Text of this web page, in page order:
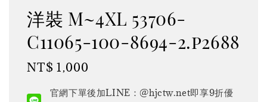
洋裝 M~4XL 53706-
C11065-100-8694-2.p2688
Regular
NT$ 1,000
官網下單後加LINE：@hjctw.net即享9折優